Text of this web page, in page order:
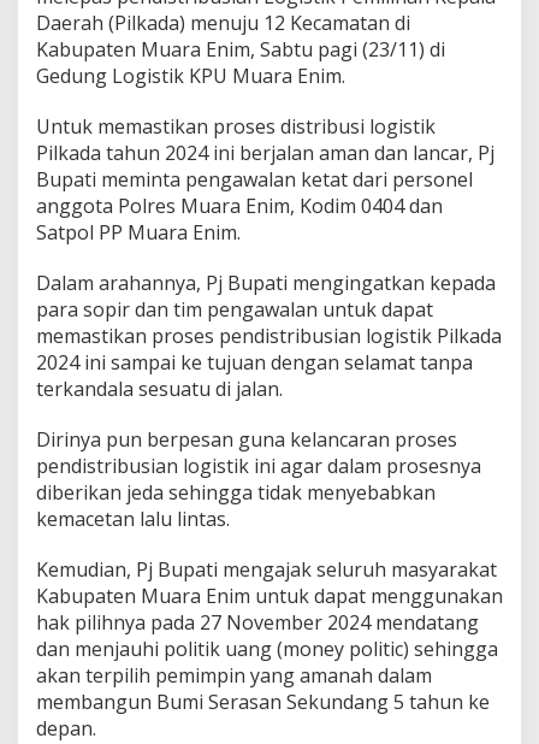
a
n
D
i
r
i
b
u
o
g
i
t
i
P
i
k
a
2
2
4
A
m
Daerah (Pilkada) menuju 12 Kecamatan di
Kabupaten Muara Enim, Sabtu pagi (23/11) di
Gedung Logistik KPU Muara Enim.
Untuk memastikan proses distribusi logistik
Pilkada tahun 2024 ini berjalan aman dan lancar, Pj
Bupati meminta pengawalan ketat dari personel
anggota Polres Muara Enim, Kodim 0404 dan
Satpol PP Muara Enim.
Dalam arahannya, Pj Bupati mengingatkan kepada
para sopir dan tim pengawalan untuk dapat
memastikan proses pendistribusian logistik Pilkada
2024 ini sampai ke tujuan dengan selamat tanpa
terkandala sesuatu di jalan.
Dirinya pun berpesan guna kelancaran proses
pendistribusian logistik ini agar dalam prosesnya
diberikan jeda sehingga tidak menyebabkan
kemacetan lalu lintas.
Kemudian, Pj Bupati mengajak seluruh masyarakat
Kabupaten Muara Enim untuk dapat menggunakan
hak pilihnya pada 27 November 2024 mendatang
dan menjauhi politik uang (money politic) sehingga
akan terpilih pemimpin yang amanah dalam
membangun Bumi Serasan Sekundang 5 tahun ke
depan.